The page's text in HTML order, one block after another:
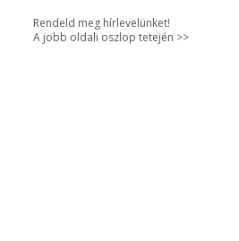
Rendeld meg hírlevelünket!
A jobb oldali oszlop tetején >>